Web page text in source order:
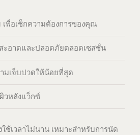
พื่อเช็กความต้องการของคุณ
ะอาดและปลอดภัยตลอดเซสชั่น
มเจ็บปวดให้น้อยที่สุด
วหลังแว็กซ์
ช้เวลาไม่นาน เหมาะสำหรับการนัด